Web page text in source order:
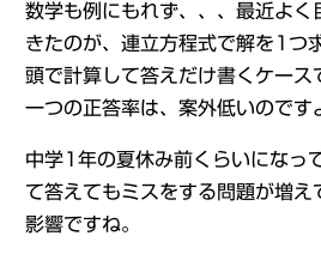
数学も例にもれず、、、最近よく
きたのが、連立方程式で解を1つ
頭で計算して答えだけ書くケース
一つの正答率は、案外低いのです
中学1年の夏休み前くらいになっ
て答えてもミスをする問題が増え
影響ですね。